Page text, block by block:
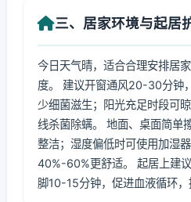
三、居家环境与起居
今日天气晴，适合合理安排居
度。 建议开窗通风20-30分钟
少细菌滋生；阳光充足时段可
线杀菌除螨。 地面、桌面简单
整洁；湿度偏低时可使用加湿
40%-60%更舒适。 起居上建
脚10-15分钟，促进血液循环，